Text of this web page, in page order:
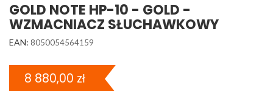
GOLD NOTE HP-10 - GOLD -
WZMACNIACZ SŁUCHAWKOWY
EAN: 8050054564159
8 880,00 zł